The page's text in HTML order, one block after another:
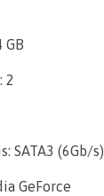
GB
2
SATA3 (6Gb/s)
GeForce